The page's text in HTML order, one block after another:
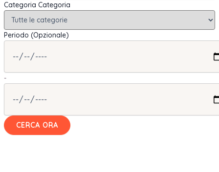
Categoria Categoria
Periodo (Opzionale)
-
CERCA ORA